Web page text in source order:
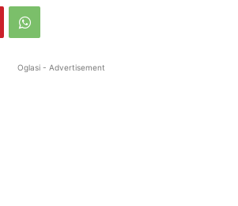
Oglasi - Advertisement